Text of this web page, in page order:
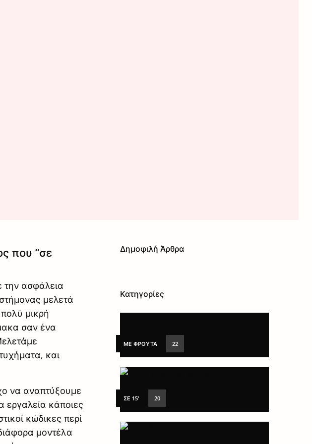
που “σε
την ασφάλεια
μελετά
μικρή
σαν ένα
και
να αναπτύξουμε
εργαλεία κάποιες
κώδικες περί
μοντέλα
Δημοφιλή Άρθρα
Κατηγορίες
ΜΕ ΦΡΟΎΤΑ 22
ΣΕ 15' 20